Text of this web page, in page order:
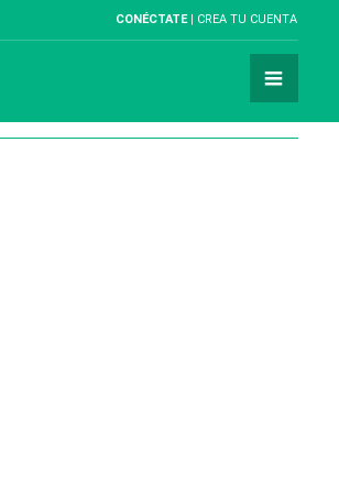
CONÉCTATE CREA TU CUENTA